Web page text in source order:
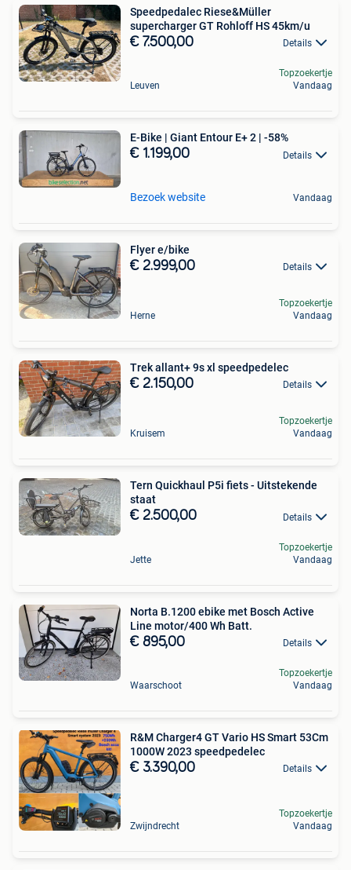
Speedpedalec Riese&Müller
supercharger GT Rohloff HS 45km/u
€ 7.500,00 Details
Leuven
Topzoekertje
Vandaag
E-Bike | Giant Entour E+ 2 | -58%
€ 1.199,00 Details
Bezoek website Vandaag
Flyer e/bike
€ 2.999,00 Details
Herne
Topzoekertje
Vandaag
Trek allant+ 9s xl speedpedelec
€ 2.150,00 Details
Kruisem
Topzoekertje
Vandaag
Tern Quickhaul P5i fiets - Uitstekende
staat
€ 2.500,00 Details
Jette
Topzoekertje
Vandaag
Norta B.1200 ebike met Bosch Active
Line motor/400 Wh Batt.
€ 895,00 Details
Waarschoot
Topzoekertje
Vandaag
R&M Charger4 GT Vario HS Smart 53Cm
1000W 2023 speedpedelec
€ 3.390,00 Details
Zwijndrecht
Topzoekertje
Vandaag